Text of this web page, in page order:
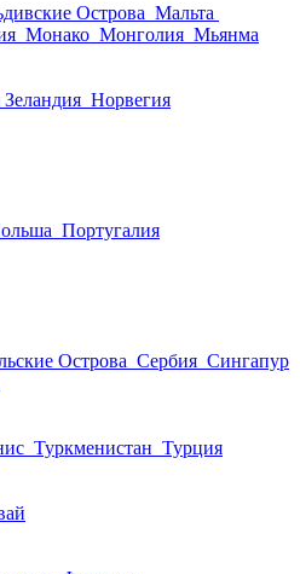
Острова Мальта
Монако Монголия Мьянма
Норвегия
Португалия
Острова Сербия Сингапур
Туркменистан Турция